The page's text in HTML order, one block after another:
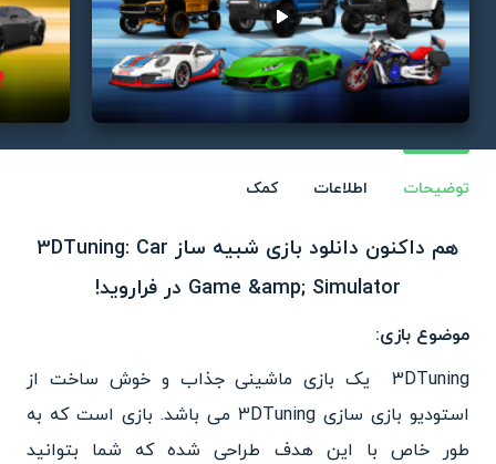
Play video
توضیحات اطلاعات کمک
هم داکنون دانلود بازی شبیه ساز 3DTuning: Car
Game &amp; Simulator در فراروید!
موضوع بازی:
3DTuning یک بازی ماشینی جذاب و خوش ساخت از
استودیو بازی سازی 3DTuning می باشد. بازی است که به
طور خاص با این هدف طراحی شده که شما بتوانید